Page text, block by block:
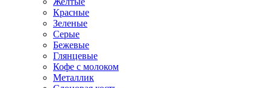
Красные
Зеленые
Серые
Бежевые
Глянцевые
Кофе с молоком
Металлик